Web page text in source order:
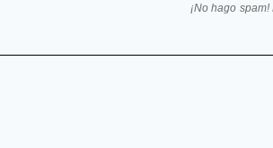
¡No hago